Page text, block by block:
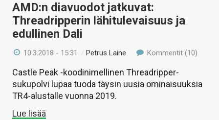
AMD:n diavuodot jatkuvat:
Threadripperin lähitulevaisuus ja
edullinen Dali
10.3.2018 - 15:31 /Petrus Laine Kommentit (10)
Castle Peak -koodinimellinen Threadripper-
sukupolvi lupaa tuoda täysin uusia ominaisuuksia
TR4-alustalle vuonna 2019.
Lue lisää